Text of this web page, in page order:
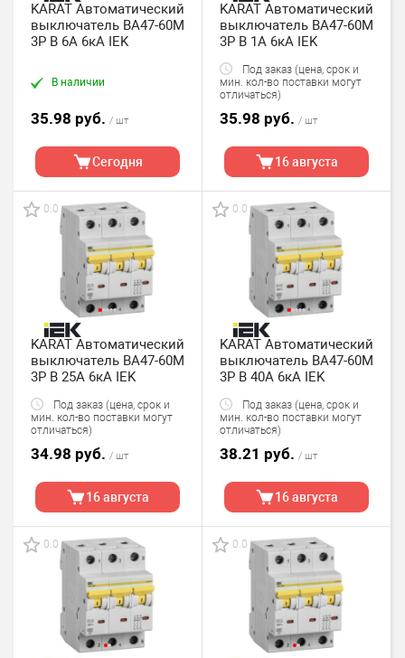
KARAT Автоматический
выключатель ВА47-60M
3P B 6А 6кА IEK
В наличии
35.98 руб. / шт
Сегодня
KARAT Автоматический
выключатель ВА47-60M
3P B 1А 6кА IEK
Под заказ (цена, срок и
мин. кол-во поставки могут
отличаться)
35.98 руб. / шт
16 августа
0.0
KARAT Автоматический
выключатель ВА47-60M
3P B 25А 6кА IEK
Под заказ (цена, срок и
мин. кол-во поставки могут
отличаться)
34.98 руб. / шт
16 августа
0.0
KARAT Автоматический
выключатель ВА47-60M
3P B 40А 6кА IEK
Под заказ (цена, срок и
мин. кол-во поставки могут
отличаться)
38.21 руб. / шт
16 августа
0.0 0.0